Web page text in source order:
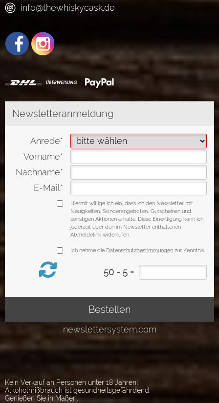
info@thewhiskycask.de
Kein Verkauf an Personen unter 18 Jahren!
Alkoholmißbrauch ist gesundheitsgefährdend.
Genießen Sie in Maßen.